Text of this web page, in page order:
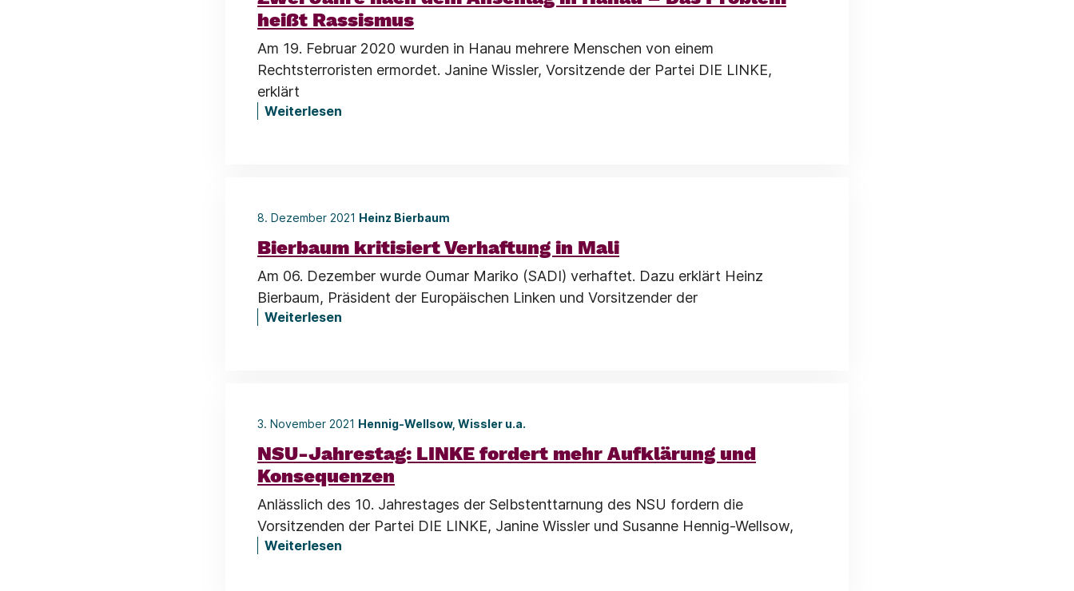
heißt Rassismus
Am 19. Februar 2020 wurden in Hanau mehrere Menschen von einem
Rechtsterroristen ermordet. Janine Wissler, Vorsitzende der Partei DIE LINKE,
erklärt
Weiterlesen
8. Dezember 2021 Heinz Bierbaum
Bierbaum kritisiert Verhaftung in Mali
Am 06. Dezember wurde Oumar Mariko (SADI) verhaftet. Dazu erklärt Heinz
Bierbaum, Präsident der Europäischen Linken und Vorsitzender der
Weiterlesen
3. November 2021 Hennig-Wellsow, Wissler u.a.
NSU-Jahrestag: LINKE fordert mehr Aufklärung und
Konsequenzen
Anlässlich des 10. Jahrestages der Selbstenttarnung des NSU fordern die
Vorsitzenden der Partei DIE LINKE, Janine Wissler und Susanne Hennig-Wellsow,
Weiterlesen